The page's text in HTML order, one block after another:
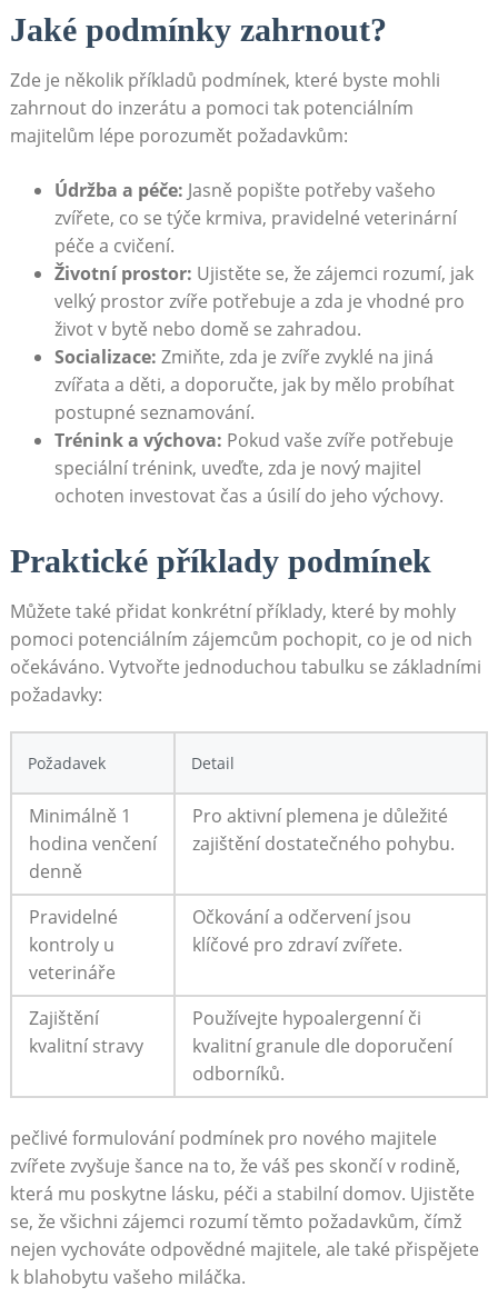
Jaké podmínky zahrnout?
Zde je několik příkladů podmínek,‌ které byste mohli
zahrnout do⁤ inzerátu a ⁣pomoci tak potenciálním​
majitelům lépe porozumět požadavkům:
Údržba a péče: Jasně popište potřeby vašeho
zvířete, co se týče krmiva, pravidelné veterinární
péče⁣ a cvičení.
Životní⁣ prostor: Ujistěte se, že zájemci rozumí, jak
velký prostor ⁢zvíře potřebuje ⁤a⁣ zda je vhodné pro
život v​ bytě nebo domě se zahradou.
Socializace: Zmiňte,⁤ zda je zvíře zvyklé na jiná
zvířata a děti, a doporučte, jak by​ mělo ‌probíhat
postupné seznamování.
Trénink ‌a výchova: Pokud‍ vaše zvíře potřebuje
speciální trénink, uveďte, zda ⁣je nový majitel
ochoten investovat čas‌ a úsilí do jeho výchovy.
Praktické příklady podmínek
Můžete⁤ také⁢ přidat konkrétní příklady,​ které by mohly
pomoci potenciálním zájemcům pochopit, co je od nich
očekáváno. Vytvořte jednoduchou tabulku se základními
požadavky:
Požadavek Detail
Minimálně 1
hodina venčení
denně
Pro aktivní plemena je důležité
‌zajištění‍ dostatečného pohybu.
Pravidelné
kontroly u
⁤veterináře
Očkování a odčervení jsou
klíčové pro zdraví zvířete.
Zajištění
kvalitní ⁢stravy
Používejte hypoalergenní či
kvalitní ​granule dle ‌doporučení
odborníků.
pečlivé formulování podmínek pro nového ​majitele
zvířete ‍zvyšuje​ šance na​ to, že váš pes skončí v rodině,
která mu poskytne lásku, péči⁢ a stabilní domov. Ujistěte
se, že všichni zájemci rozumí těmto požadavkům, čímž
nejen vychováte odpovědné majitele, ale také přispějete
k blahobytu vašeho miláčka.